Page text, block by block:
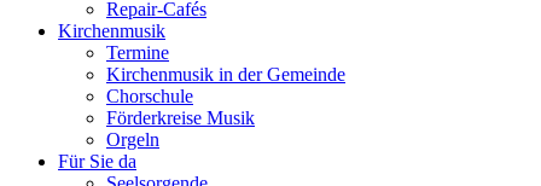
Repair-Cafés
Kirchenmusik
Termine
Kirchenmusik in der Gemeinde
Chorschule
Förderkreise Musik
Orgeln
Für Sie da